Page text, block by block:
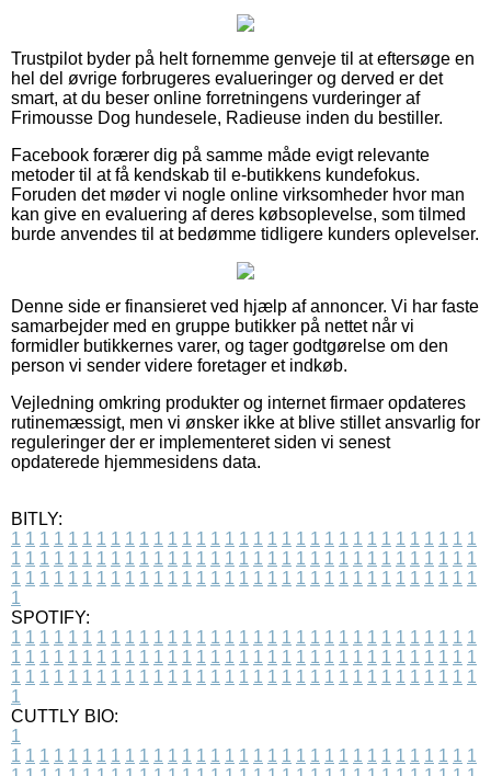
Trustpilot byder på helt fornemme genveje til at eftersøge en
hel del øvrige forbrugeres evalueringer og derved er det
smart, at du beser online forretningens vurderinger af
Frimousse Dog hundesele, Radieuse inden du bestiller.
Facebook forærer dig på samme måde evigt relevante
metoder til at få kendskab til e-butikkens kundefokus.
Foruden det møder vi nogle online virksomheder hvor man
kan give en evaluering af deres købsoplevelse, som tilmed
burde anvendes til at bedømme tidligere kunders oplevelser.
Denne side er finansieret ved hjælp af annoncer. Vi har faste
samarbejder med en gruppe butikker på nettet når vi
formidler butikkernes varer, og tager godtgørelse om den
person vi sender videre foretager et indkøb.
Vejledning omkring produkter og internet firmaer opdateres
rutinemæssigt, men vi ønsker ikke at blive stillet ansvarlig for
reguleringer der er implementeret siden vi senest
opdaterede hjemmesidens data.
BITLY:
1 1 1 1 1 1 1 1 1 1 1 1 1 1 1 1 1 1 1 1 1 1 1 1 1 1 1 1 1 1 1 1 1
1 1 1 1 1 1 1 1 1 1 1 1 1 1 1 1 1 1 1 1 1 1 1 1 1 1 1 1 1 1 1 1 1
1 1 1 1 1 1 1 1 1 1 1 1 1 1 1 1 1 1 1 1 1 1 1 1 1 1 1 1 1 1 1 1 1
1
SPOTIFY:
1 1 1 1 1 1 1 1 1 1 1 1 1 1 1 1 1 1 1 1 1 1 1 1 1 1 1 1 1 1 1 1 1
1 1 1 1 1 1 1 1 1 1 1 1 1 1 1 1 1 1 1 1 1 1 1 1 1 1 1 1 1 1 1 1 1
1 1 1 1 1 1 1 1 1 1 1 1 1 1 1 1 1 1 1 1 1 1 1 1 1 1 1 1 1 1 1 1 1
1
CUTTLY BIO:
1
1 1 1 1 1 1 1 1 1 1 1 1 1 1 1 1 1 1 1 1 1 1 1 1 1 1 1 1 1 1 1 1 1